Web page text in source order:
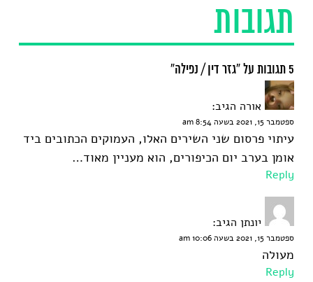
תגובות
5 תגובות על “גזר דין / נפילה”
אורה הגיב:
ספטמבר 15, 2021 בשעה 8:54 am
עיתוי פרסום שני השירים האלו, העמוקים הכתובים ביד
אומן בערב יום הכיפורים, הוא מעניין מאוד…
Reply
יונתן הגיב:
ספטמבר 15, 2021 בשעה 10:06 am
מעולה
Reply